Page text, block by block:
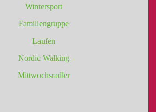
Wintersport
Familiengruppe
Laufen
Nordic Walking
Mittwochsradler